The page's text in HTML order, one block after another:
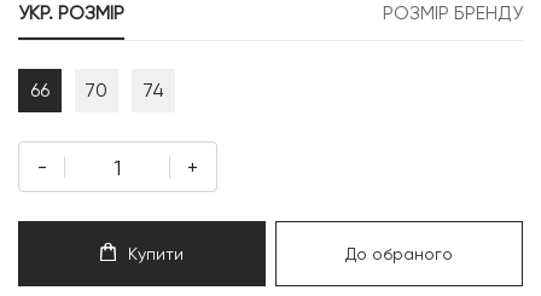
УКР. РОЗМІР
РОЗМІР БРЕНДУ
66 70 74
- +
Купити До обраного